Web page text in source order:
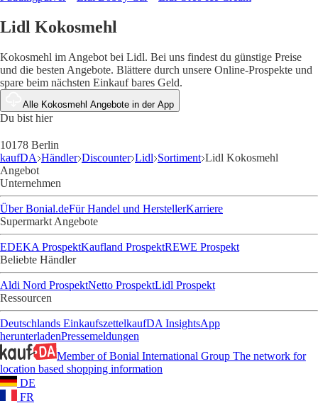
Lidl Kokosmehl
Kokosmehl im Angebot bei Lidl. Bei uns findest du günstige Preise
und die besten Angebote. Blättere durch unsere Online-Prospekte und
spare beim nächsten Einkauf bares Geld.
Alle Kokosmehl Angebote in der App
Du bist hier
10178 Berlin
kaufDA Händler Discounter Lidl Sortiment Lidl Kokosmehl
Angebot
Unternehmen
Über Bonial.deFür Handel und HerstellerKarriere
Supermarkt Angebote
EDEKA ProspektKaufland ProspektREWE Prospekt
Beliebte Händler
Aldi Nord ProspektNetto ProspektLidl Prospekt
Ressourcen
Deutschlands EinkaufszettelkaufDA InsightsApp
herunterladenPressemeldungen
Member of Bonial International Group The network for
location based shopping information
DE
FR